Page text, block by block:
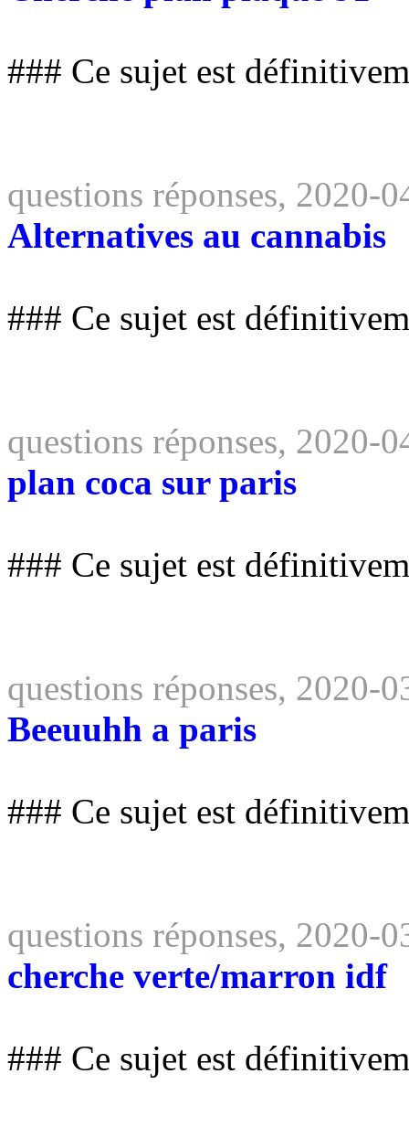
### Ce sujet est
questions réponses, 2020-
Alternatives au cannabis
### Ce sujet est
questions réponses, 2020-
plan coca sur paris
### Ce sujet est
questions réponses, 2020-
Beeuuhh a paris
### Ce sujet est
questions réponses, 2020-
cherche verte/marron idf
### Ce sujet est